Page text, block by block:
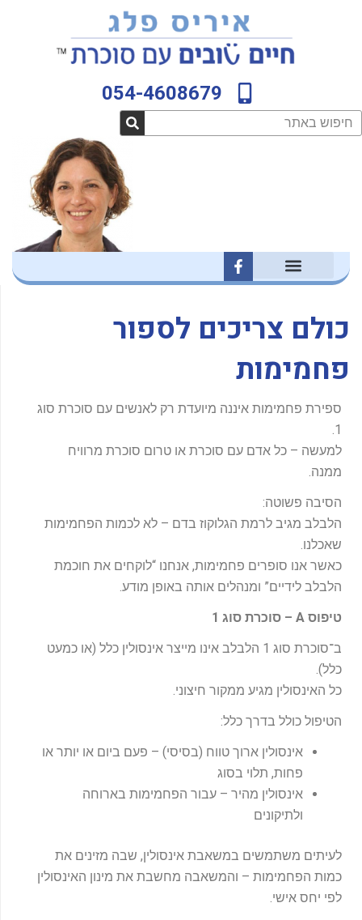
054-4608679
חיפוש
c
o
כולם צריכים לספור
פחמימות
ספירת פחמימות איננה מיועדת רק לאנשים עם סוכרת סוג
1.
למעשה – כל אדם עם סוכרת או טרום סוכרת מרוויח
ממנה.
הסיבה פשוטה:
הלבלב מגיב לרמת הגלוקוז בדם – לא לכמות הפחמימות
שאכלנו.
כאשר אנו סופרים פחמימות, אנחנו “לוקחים את חוכמת
הלבלב לידיים” ומנהלים אותה באופן מודע.
טיפוס
סוכרת סוג 1
ב־סוכרת סוג 1 הלבלב אינו מייצר אינסולין כלל (או כמעט
כלל).
כל האינסולין מגיע ממקור חיצוני.
הטיפול כולל בדרך כלל:
אינסולין ארוך טווח (בסיסי) – פעם ביום או יותר או
פחות, תלוי בסוג
אינסולין מהיר – עבור הפחמימות בארוחה
ולתיקונים
לעיתים משתמשים במשאבת אינסולין, שבה מזינים את
כמות הפחמימות – והמשאבה מחשבת את מינון האינסולין
לפי יחס אישי.